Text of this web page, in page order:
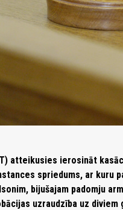
atteikusies ierosināt
spriedums, ar kuru
bijušajam padomju
uzraudzība uz diviem